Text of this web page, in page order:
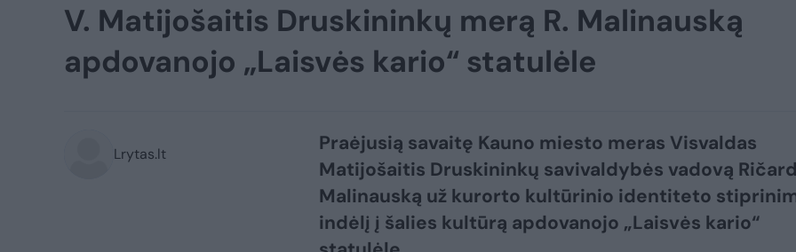
V. Matijošaitis Druskininkų merą R. Malinauską
apdovanojo „Laisvės kario“ statulėle
Lrytas.lt
Praėjusią savaitę Kauno miesto meras Visvaldas
Matijošaitis Druskininkų savivaldybės vadovą
Malinauską už kurorto kultūrinio identiteto
indėlį į šalies kultūrą apdovanojo „Laisvės kario“